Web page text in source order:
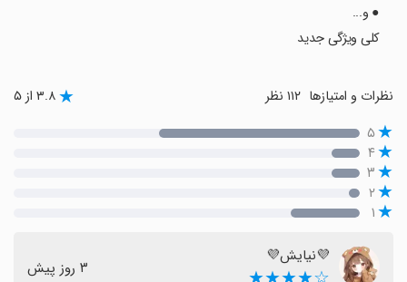
● و...
کلی ویژگی جدید
نظرات و امتیازها ۳.۸ از ۵
۵
۴
۳
۲
۱
💜نیایش💜
٣ روز پیش